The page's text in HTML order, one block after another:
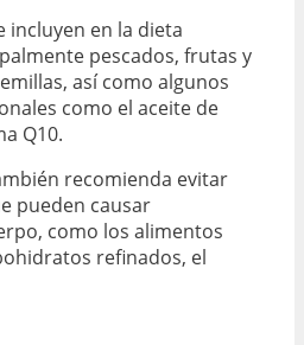
incluyen en la dieta
pescados, frutas y
así como algunos
como el aceite de
Q10.
recomienda evitar
pueden causar
como los alimentos
refinados, el